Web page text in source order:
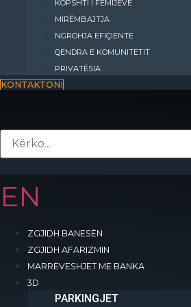
KOPSHTI I FËMIJËVE
MIRËMBAJTJA
NGROHJA EFIÇIENTE
QENDRA E KOMUNITETIT
PRIVATËSIA
KONTAKTONI
EN
ZGJIDH BANESËN
ZGJIDH AFARIZMIN
MARRËVESHJET ME BANKA
3D
PARKINGJET
Kompleksi “INTERNATIONAL RESIDENCE”